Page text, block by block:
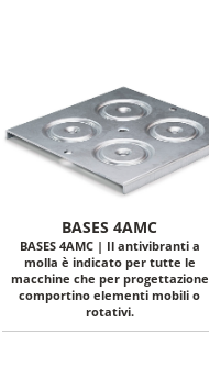
BASES 4AMC
BASES 4AMC | Il antivibranti a
molla è indicato per tutte le
macchine che per progettazione
comportino elementi mobili o
rotativi.